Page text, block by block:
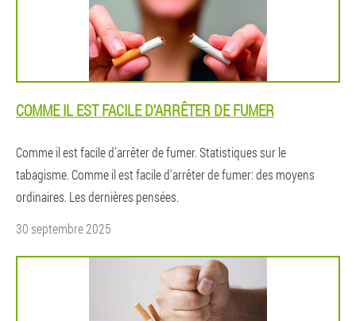
COMME IL EST FACILE D'ARRÊTER DE FUMER
Comme il est facile d'arrêter de fumer. Statistiques sur le
tabagisme. Comme il est facile d'arrêter de fumer: des moyens
ordinaires. Les dernières pensées.
30 septembre 2025